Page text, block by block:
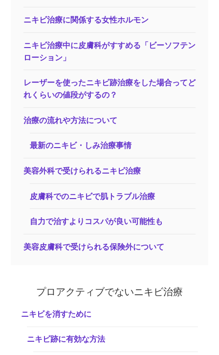
ニキビ治療に関係する女性ホルモン
ニキビ治療中に皮膚科がすすめる「ビーソフテン
ローション」
レーザーを使ったニキビ跡治療をした場合ってど
れくらいの値段がするの？
治療の流れや方法について
最新のニキビ・しみ治療事情
美容外科で受けられるニキビ治療
皮膚科でのニキビで肌トラブル治療
自力で治すよりコスパが良い可能性も
美容皮膚科で受けられる保険外について
プロアクティブでないニキビ治療
ニキビを消すために
ニキビ跡に有効な方法